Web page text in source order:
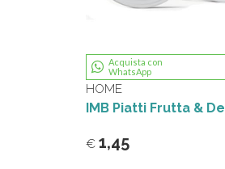
Acquista con
WhatsApp
HOME
€ 1,45